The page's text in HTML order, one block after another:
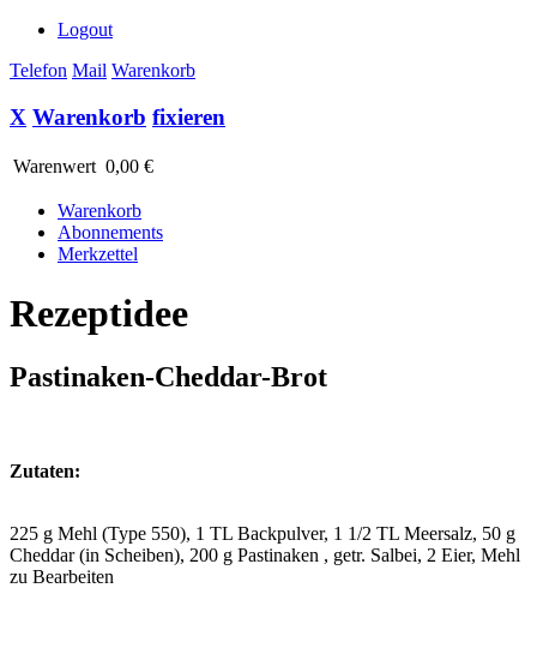
Logout
Telefon Mail Warenkorb
X Warenkorb fixieren
Warenwert 0,00 €
Warenkorb
Abonnements
Merkzettel
Rezeptidee
Pastinaken-Cheddar-Brot
Zutaten:
225 g Mehl (Type 550), 1 TL Backpulver, 1 1/2 TL Meersalz, 50 g
Cheddar (in Scheiben), 200 g Pastinaken , getr. Salbei, 2 Eier, Mehl
zu Bearbeiten